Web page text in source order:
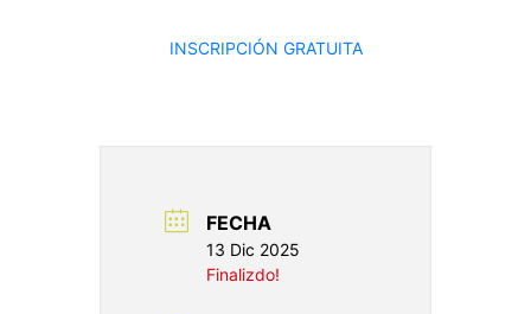
INSCRIPCIÓN GRATUITA
FECHA
13 Dic 2025
Finalizdo!